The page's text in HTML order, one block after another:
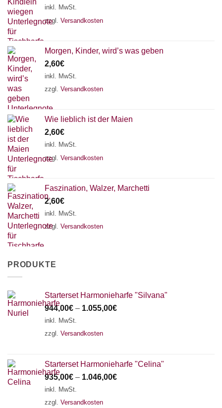
inkl. MwSt.
zzgl. Versandkosten
Morgen, Kinder, wird’s was geben
2,60€
inkl. MwSt.
zzgl. Versandkosten
Wie lieblich ist der Maien
2,60€
inkl. MwSt.
zzgl. Versandkosten
Faszination, Walzer, Marchetti
2,60€
inkl. MwSt.
zzgl. Versandkosten
PRODUKTE
Starterset Harmonieharfe "Silvana"
944,00€ – 1.055,00€
inkl. MwSt.
zzgl. Versandkosten
Starterset Harmonieharfe "Celina"
935,00€ – 1.046,00€
inkl. MwSt.
zzgl. Versandkosten